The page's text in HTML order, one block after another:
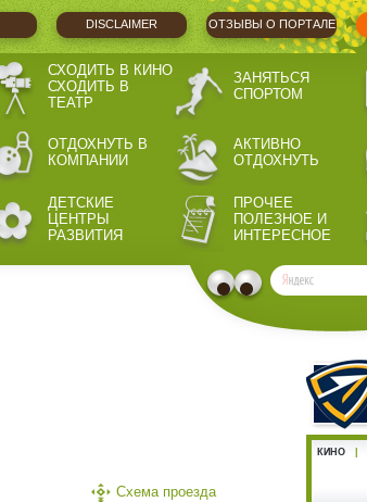
DISCLAIMER ОТЗЫВЫ О ПОРТАЛЕ
СХОДИТЬ В КИНО
СХОДИТЬ В
ТЕАТР
ЗАНЯТЬСЯ
СПОРТОМ
ОТДОХНУТЬ В
КОМПАНИИ
АКТИВНО
ОТДОХНУТЬ
ДЕТСКИЕ
ЦЕНТРЫ
РАЗВИТИЯ
ПРОЧЕЕ
ПОЛЕЗНОЕ И
ИНТЕРЕСНОЕ
Схема проезда
КИНО